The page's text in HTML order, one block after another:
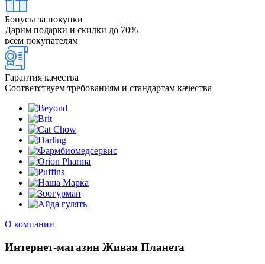
Бонусы за покупки
Дарим подарки и скидки до 70%
всем покупателям
Гарантия качества
Соответствуем требованиям и стандартам качества
О компании
Интернет-магазин Живая Планета